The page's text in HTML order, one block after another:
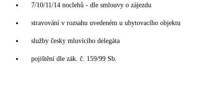
7/10/11/14 noclehů - dle smlouvy o zájezdu
stravování v rozsahu uvedeném u ubytovacího objektu
služby česky mluvícího delegáta
pojištění dle zák. č. 159/99 Sb.